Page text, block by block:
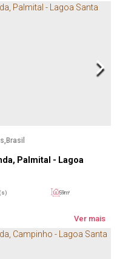
Palmital - Lagoa
Brasil
59m²
Ver mais